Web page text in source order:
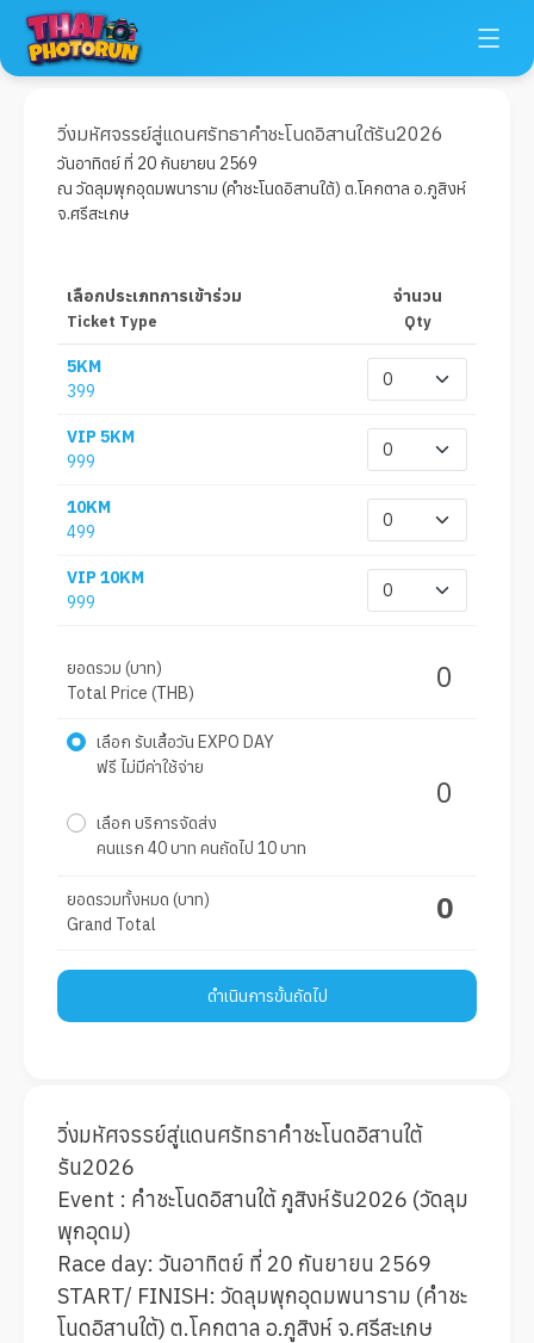
วิ่งมหัศจรรย์สู่แดนศรัทธาคำชะโนดอิสานใต้รัน2026
วันอาทิตย์ ที่ 20 กันยายน 2569
ณ วัดลุมพุกอุดมพนาราม (คำชะโนดอิสานใต้) ต.โคกตาล อ.ภูสิงห์
จ.ศรีสะเกษ
เลือกประเภทการเข้าร่วม
Ticket Type
จำนวน
Qty
5KM
399
VIP 5KM
999
10KM
499
VIP 10KM
999
ยอดรวม (บาท)
Total Price (THB)
0
เลือก รับเสื้อวัน EXPO DAY
ฟรี ไม่มีค่าใช้จ่าย
เลือก บริการจัดส่ง
คนแรก 40 บาท คนถัดไป 10 บาท
0
ยอดรวมทั้งหมด (บาท)
Grand Total
0
ดำเนินการขั้นถัดไป
วิ่งมหัศจรรย์สู่แดนศรัทธาคำชะโนดอิสานใต้
รัน2026
Event : คำชะโนดอิสานใต้ ภูสิงห์รัน2026 (วัดลุม
พุกอุดม)
Race day: วันอาทิตย์ ที่ 20 กันยายน 2569
START/ FINISH: วัดลุมพุกอุดมพนาราม (คำชะ
โนดอิสานใต้) ต.โคกตาล อ.ภูสิงห์ จ.ศรีสะเกษ